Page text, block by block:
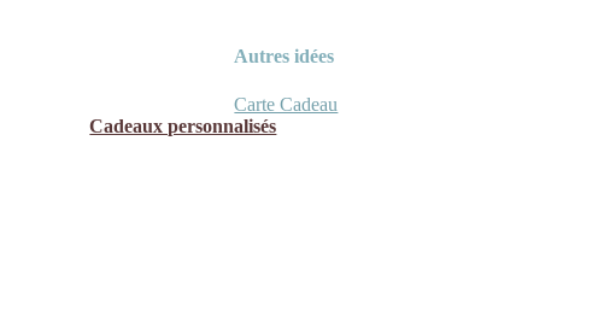
Autres idées
Carte Cadeau
Cadeaux personnalisés